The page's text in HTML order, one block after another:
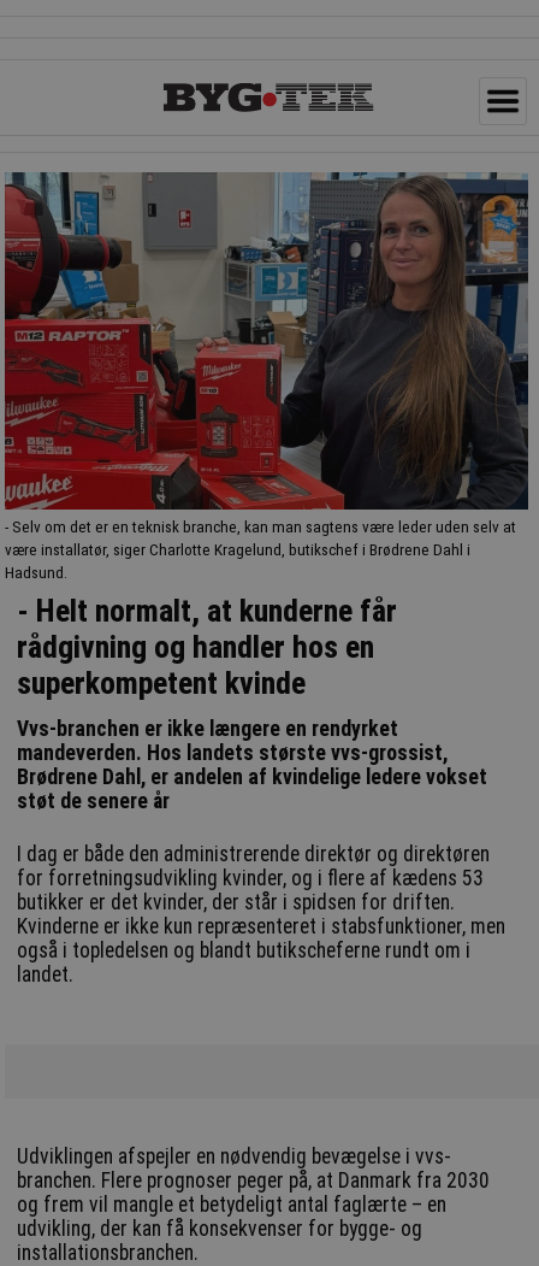
- Selv om det er en teknisk branche, kan man sagtens være leder uden selv at
være installatør, siger Charlotte Kragelund, butikschef i Brødrene Dahl i
Hadsund.
- Helt normalt, at kunderne får
rådgivning og handler hos en
superkompetent kvinde
Vvs-branchen er ikke længere en rendyrket
mandeverden. Hos landets største vvs-grossist,
Brødrene Dahl, er andelen af kvindelige ledere vokset
støt de senere år
I dag er både den administrerende direktør og direktøren
for forretningsudvikling kvinder, og i flere af kædens 53
butikker er det kvinder, der står i spidsen for driften.
Kvinderne er ikke kun repræsenteret i stabsfunktioner, men
også i topledelsen og blandt butikscheferne rundt om i
landet.
Udviklingen afspejler en nødvendig bevægelse i vvs-
branchen. Flere prognoser peger på, at Danmark fra 2030
og frem vil mangle et betydeligt antal faglærte – en
udvikling, der kan få konsekvenser for bygge- og
installationsbranchen.